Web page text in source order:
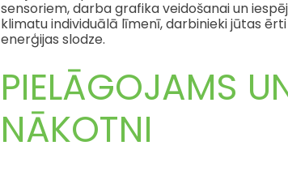
sensoriem, darba grafika veidošanai un
klimatu individuālā līmenī, darbinieki jūtas
enerģijas slodze.​
PIELĀGOJAMS
NĀKOTNI